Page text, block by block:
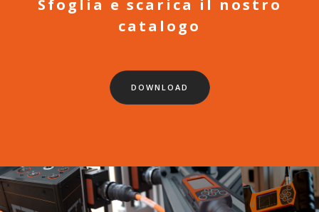
Sfoglia e scarica il nostro
catalogo
DOWNLOAD